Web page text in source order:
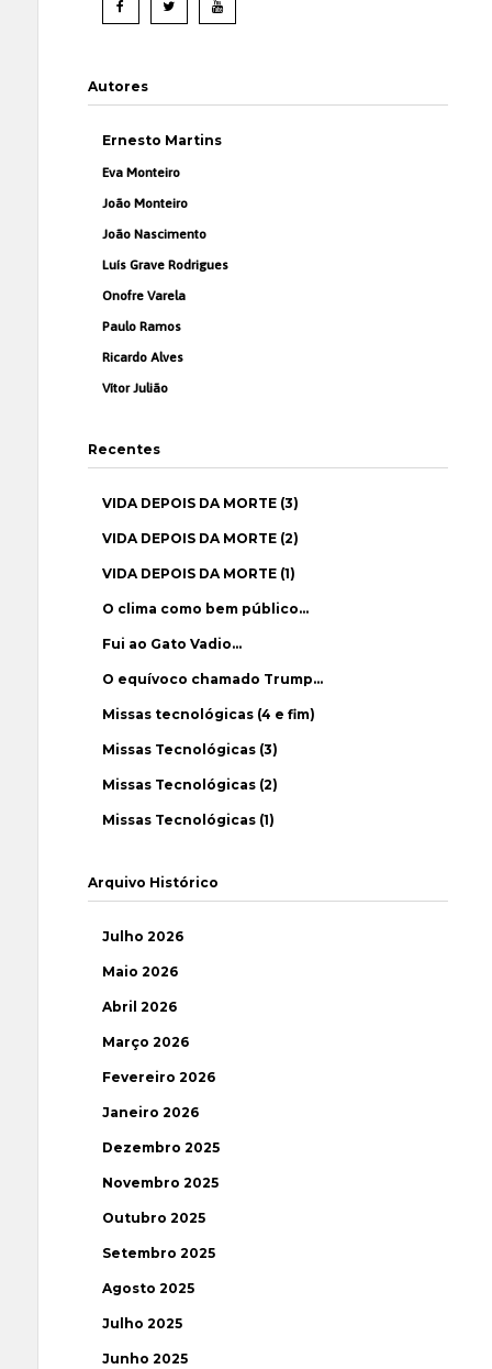
Autores
Ernesto Martins
Eva Monteiro
João Monteiro
João Nascimento
Luís Grave Rodrigues
Onofre Varela
Paulo Ramos
Ricardo Alves
Vítor Julião
Recentes
VIDA DEPOIS DA MORTE (3)
VIDA DEPOIS DA MORTE (2)
VIDA DEPOIS DA MORTE (1)
O clima como bem público…
Fui ao Gato Vadio…
O equívoco chamado Trump…
Missas tecnológicas (4 e fim)
Missas Tecnológicas (3)
Missas Tecnológicas (2)
Missas Tecnológicas (1)
Arquivo Histórico
Julho 2026
Maio 2026
Abril 2026
Março 2026
Fevereiro 2026
Janeiro 2026
Dezembro 2025
Novembro 2025
Outubro 2025
Setembro 2025
Agosto 2025
Julho 2025
Junho 2025